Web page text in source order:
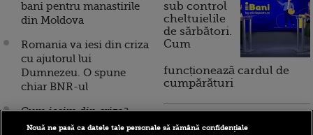
bani pentru manastirile
din Moldova
Romania va iesi din criza
cu ajutorul lui
Dumnezeu. O spune
chiar BNR-ul
Cum iesim din criza?
Prigoana propune
sub control
cheltuielile
de sărbători.
Cum
funcționează cardul de
cumpărături
Incont , site-ul Știrile Pro
Nouă ne pasă ca datele tale personale să rămână confidențiale